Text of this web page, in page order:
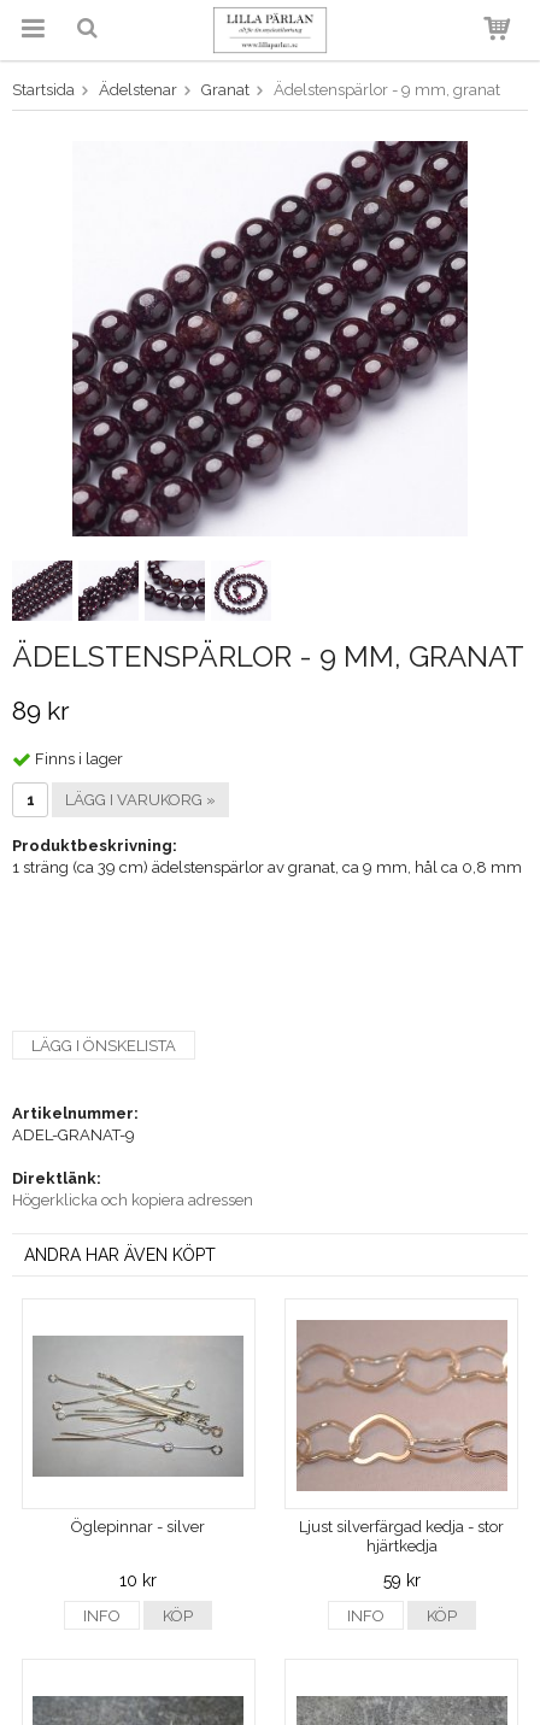
Produkten har blivit tillagd i
varukorgen
Startsida Ädelstenar Granat Ädelstenspärlor - 9 mm, granat
ÄDELSTENSPÄRLOR - 9 MM, GRANAT
89 kr
Finns i lager
LÄGG I VARUKORG »
Produktbeskrivning:
1 sträng (ca 39 cm) ädelstenspärlor av granat, ca 9 mm, hål ca 0,8 mm
LÄGG I ÖNSKELISTA
Artikelnummer:
ADEL-GRANAT-9
Direktlänk:
Högerklicka och kopiera adressen
ANDRA HAR ÄVEN KÖPT
Öglepinnar - silver
10 kr
INFO KÖP
Ljust silverfärgad kedja - stor
hjärtkedja
59 kr
INFO KÖP